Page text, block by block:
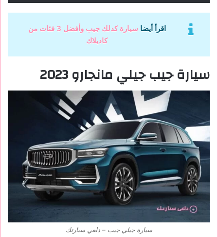
اقرأ أيضا
سيارة كدلك جيب وأفضل 3 فئات من
كاديلاك
سيارة جيب جيلي مانجارو 2023
سيارة جيلي جيب – دلعي سيارتك